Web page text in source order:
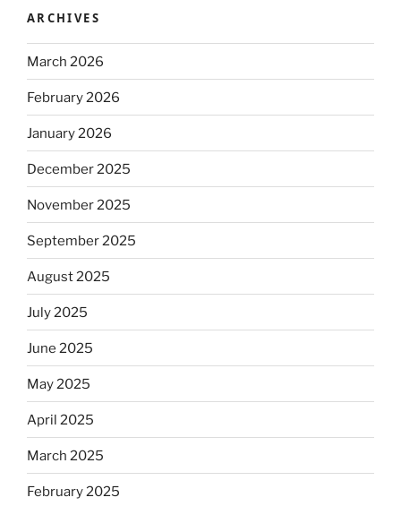
ARCHIVES
March 2026
February 2026
January 2026
December 2025
November 2025
September 2025
August 2025
July 2025
June 2025
May 2025
April 2025
March 2025
February 2025